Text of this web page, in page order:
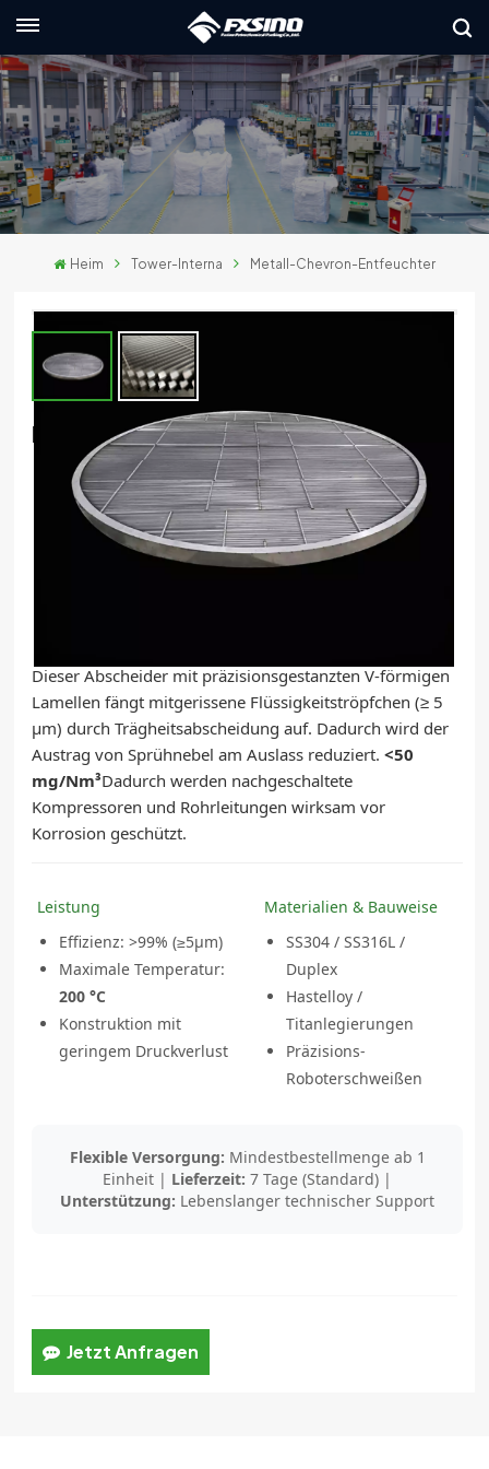
Heim Tower-Interna Metall-Chevron-Entfeuchter
Metall-Chevron-Entfeuchter
Metall-Chevron-
Nebelabscheider
Dieser Abscheider mit präzisionsgestanzten V-förmigen
Lamellen fängt mitgerissene Flüssigkeitströpfchen (≥ 5
μm) durch Trägheitsabscheidung auf. Dadurch wird der
Austrag von Sprühnebel am Auslass reduziert.<50
mg/Nm³Dadurch werden nachgeschaltete
Kompressoren und Rohrleitungen wirksam vor
Korrosion geschützt.
Leistung
Effizienz: >99% (≥5μm)
Maximale Temperatur:
200 °C
Konstruktion mit
geringem Druckverlust
Materialien & Bauweise
SS304 / SS316L /
Duplex
Hastelloy /
Titanlegierungen
Präzisions-
Roboterschweißen
Flexible Versorgung: Mindestbestellmenge ab 1
Einheit | Lieferzeit: 7 Tage (Standard) |
Unterstützung: Lebenslanger technischer Support
Jetzt Anfragen